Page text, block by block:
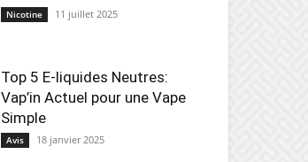
Nicotine 11 juillet 2025
Top 5 E-liquides Neutres:
Vap’in Actuel pour une Vape
Simple
Avis 18 janvier 2025